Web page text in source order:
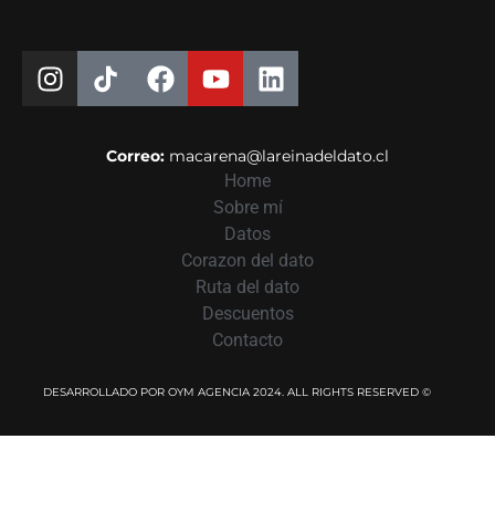
Correo: macarena@lareinadeldato.cl
Home
Sobre mí
Datos
Corazon del dato
Ruta del dato
Descuentos
Contacto
DESARROLLADO POR OYM AGENCIA 2024. ALL RIGHTS RESERVED ©